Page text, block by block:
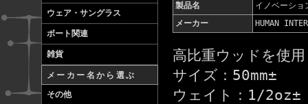
ウェア・サングラス
ボート関連
雑貨
メーカー名から選ぶ
その他
製品名
イノベーショ
メーカー
HUMAN
高比重ウッドを使
サイズ：50mm±
ウェイト：1/2oz±